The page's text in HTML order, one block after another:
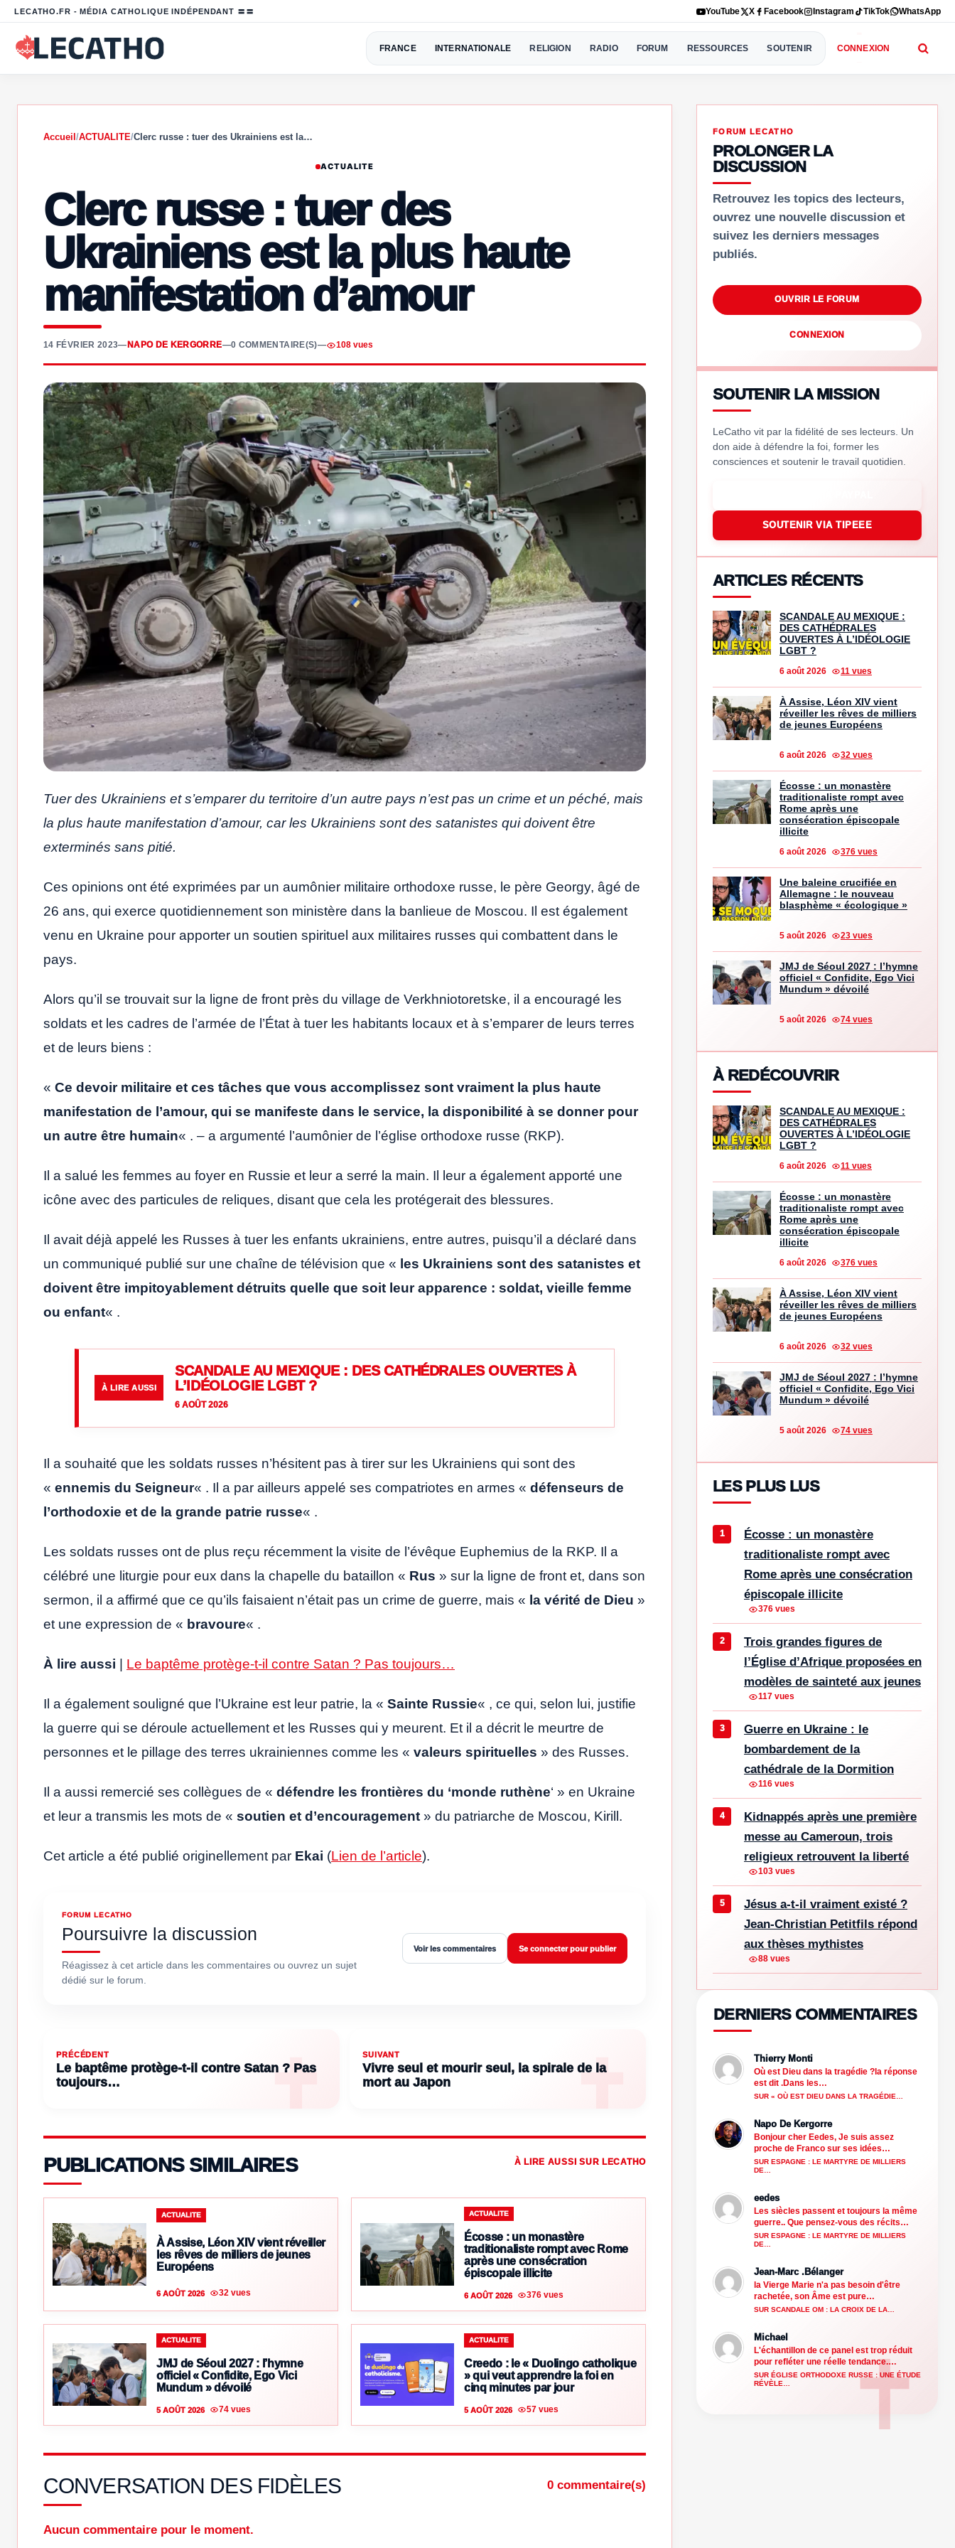
LECATHO.FR - MÉDIA CATHOLIQUE INDÉPENDANT 〓〓 YouTube X Facebook Instagram TikTok WhatsApp
FRANCE INTERNATIONALE RELIGION RADIO FORUM RESSOURCES SOUTENIR CONNEXION
Accueil /ACTUALITE/Clerc russe : tuer des Ukrainiens est la…
ACTUALITE
Clerc russe : tuer des
Ukrainiens est la plus haute
manifestation d’amour
14 FÉVRIER 2023— NAPO DE KERGORRE—0 COMMENTAIRE(S)— 108 vues
Tuer des Ukrainiens et s’emparer du territoire d’un autre pays n’est pas un crime et un péché, mais
la plus haute manifestation d’amour, car les Ukrainiens sont des satanistes qui doivent être
exterminés sans pitié.
Ces opinions ont été exprimées par un aumônier militaire orthodoxe russe, le père Georgy, âgé de
26 ans, qui exerce quotidiennement son ministère dans la banlieue de Moscou. Il est également
venu en Ukraine pour apporter un soutien spirituel aux militaires russes qui combattent dans le
pays.
Alors qu’il se trouvait sur la ligne de front près du village de Verkhniotoretske, il a encouragé les
soldats et les cadres de l’armée de l’État à tuer les habitants locaux et à s’emparer de leurs terres
et de leurs biens :
« Ce devoir militaire et ces tâches que vous accomplissez sont vraiment la plus haute
manifestation de l’amour, qui se manifeste dans le service, la disponibilité à se donner pour
un autre être humain« . – a argumenté l’aumônier de l’église orthodoxe russe (RKP).
Il a salué les femmes au foyer en Russie et leur a serré la main. Il leur a également apporté une
icône avec des particules de reliques, disant que cela les protégerait des blessures.
Il avait déjà appelé les Russes à tuer les enfants ukrainiens, entre autres, puisqu’il a déclaré dans
un communiqué publié sur une chaîne de télévision que « les Ukrainiens sont des satanistes et
doivent être impitoyablement détruits quelle que soit leur apparence : soldat, vieille femme
ou enfant« .
À LIRE AUSSI
SCANDALE AU MEXIQUE : DES CATHÉDRALES OUVERTES À
L’IDÉOLOGIE LGBT ?
6 AOÛT 2026
Il a souhaité que les soldats russes n’hésitent pas à tirer sur les Ukrainiens qui sont des
« ennemis du Seigneur« . Il a par ailleurs appelé ses compatriotes en armes « défenseurs de
l’orthodoxie et de la grande patrie russe« .
Les soldats russes ont de plus reçu récemment la visite de l’évêque Euphemius de la RKP. Il a
célébré une liturgie pour eux dans la chapelle du bataillon « Rus » sur la ligne de front et, dans son
sermon, il a affirmé que ce qu’ils faisaient n’était pas un crime de guerre, mais « la vérité de Dieu »
et une expression de « bravoure« .
À lire aussi | Le baptême protège-t-il contre Satan ? Pas toujours…
Il a également souligné que l’Ukraine est leur patrie, la « Sainte Russie« , ce qui, selon lui, justifie
la guerre qui se déroule actuellement et les Russes qui y meurent. Et il a décrit le meurtre de
personnes et le pillage des terres ukrainiennes comme les « valeurs spirituelles » des Russes.
Il a aussi remercié ses collègues de « défendre les frontières du ‘monde ruthène‘ » en Ukraine
et leur a transmis les mots de « soutien et d’encouragement » du patriarche de Moscou, Kirill.
Cet article a été publié originellement par Ekai (Lien de l’article).
FORUM LECATHO
Poursuivre la discussion
Réagissez à cet article dans les commentaires ou ouvrez un sujet
dédié sur le forum.
Voir les commentaires Se connecter pour publier
PRÉCÉDENT
Le baptême protège-t-il contre Satan ? Pas
toujours…
SUIVANT
Vivre seul et mourir seul, la spirale de la
mort au Japon
PUBLICATIONS SIMILAIRES À LIRE AUSSI SUR LECATHO
ACTUALITE
À Assise, Léon XIV vient réveiller
les rêves de milliers de jeunes
Européens
6 AOÛT 2026 32 vues
ACTUALITE
Écosse : un monastère
traditionaliste rompt avec Rome
après une consécration
épiscopale illicite
6 AOÛT 2026 376 vues
ACTUALITE
JMJ de Séoul 2027 : l’hymne
officiel « Confidite, Ego Vici
Mundum » dévoilé
5 AOÛT 2026 74 vues
ACTUALITE
Creedo : le « Duolingo catholique
» qui veut apprendre la foi en
cinq minutes par jour
5 AOÛT 2026 57 vues
CONVERSATION DES FIDÈLES 0 commentaire(s)
Aucun commentaire pour le moment.
FORUM LECATHO
PROLONGER LA
DISCUSSION
Retrouvez les topics des lecteurs,
ouvrez une nouvelle discussion et
suivez les derniers messages
publiés.
OUVRIR LE FORUM
CONNEXION
SOUTENIR LA MISSION
LeCatho vit par la fidélité de ses lecteurs. Un
don aide à défendre la foi, former les
consciences et soutenir le travail quotidien.
SOUTENIR VIA TIPEEE
ARTICLES RÉCENTS
SCANDALE AU MEXIQUE :
DES CATHÉDRALES
OUVERTES À L’IDÉOLOGIE
LGBT ?
6 août 2026 11 vues
À Assise, Léon XIV vient
réveiller les rêves de milliers
de jeunes Européens
6 août 2026 32 vues
Écosse : un monastère
traditionaliste rompt avec
Rome après une
consécration épiscopale
illicite
6 août 2026 376 vues
Une baleine crucifiée en
Allemagne : le nouveau
blasphème « écologique »
5 août 2026 23 vues
JMJ de Séoul 2027 : l’hymne
officiel « Confidite, Ego Vici
Mundum » dévoilé
5 août 2026 74 vues
À REDÉCOUVRIR
SCANDALE AU MEXIQUE :
DES CATHÉDRALES
OUVERTES À L’IDÉOLOGIE
LGBT ?
6 août 2026 11 vues
Écosse : un monastère
traditionaliste rompt avec
Rome après une
consécration épiscopale
illicite
6 août 2026 376 vues
À Assise, Léon XIV vient
réveiller les rêves de milliers
de jeunes Européens
6 août 2026 32 vues
JMJ de Séoul 2027 : l’hymne
officiel « Confidite, Ego Vici
Mundum » dévoilé
5 août 2026 74 vues
LES PLUS LUS
Écosse : un monastère
traditionaliste rompt avec
Rome après une consécration
épiscopale illicite
376 vues
Trois grandes figures de
l’Église d’Afrique proposées en
modèles de sainteté aux jeunes
117 vues
Guerre en Ukraine : le
bombardement de la
cathédrale de la Dormition
116 vues
Kidnappés après une première
messe au Cameroun, trois
religieux retrouvent la liberté
103 vues
Jésus a-t-il vraiment existé ?
Jean-Christian Petitfils répond
aux thèses mythistes
88 vues
DERNIERS COMMENTAIRES
Thierry Monti
Où est Dieu dans la tragédie ?la réponse
est dit .Dans les…
SUR « OÙ EST DIEU DANS LA TRAGÉDIE…
Napo De Kergorre
Bonjour cher Eedes, Je suis assez
proche de Franco sur ses idées…
SUR ESPAGNE : LE MARTYRE DE MILLIERS
DE…
eedes
Les siècles passent et toujours la même
guerre.. Que pensez-vous des récits…
SUR ESPAGNE : LE MARTYRE DE MILLIERS
DE…
Jean-Marc .Bélanger
la Vierge Marie n'a pas besoin d'être
rachetée, son Âme est pure…
SUR SCANDALE OM : LA CROIX DE LA…
Michael
L'échantillon de ce panel est trop réduit
pour refléter une réelle tendance.…
SUR ÉGLISE ORTHODOXE RUSSE : UNE ÉTUDE
RÉVÈLE…